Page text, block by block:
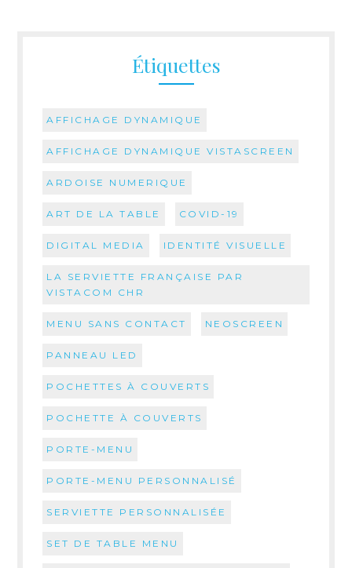
Étiquettes
AFFICHAGE DYNAMIQUE
AFFICHAGE DYNAMIQUE VISTASCREEN
ARDOISE NUMERIQUE
ART DE LA TABLE COVID-19
DIGITAL MEDIA IDENTITÉ VISUELLE
LA SERVIETTE FRANÇAISE PAR
VISTACOM CHR
MENU SANS CONTACT NEOSCREEN
PANNEAU LED
POCHETTES À COUVERTS
POCHETTE À COUVERTS
PORTE-MENU
PORTE-MENU PERSONNALISÉ
SERVIETTE PERSONNALISÉE
SET DE TABLE MENU